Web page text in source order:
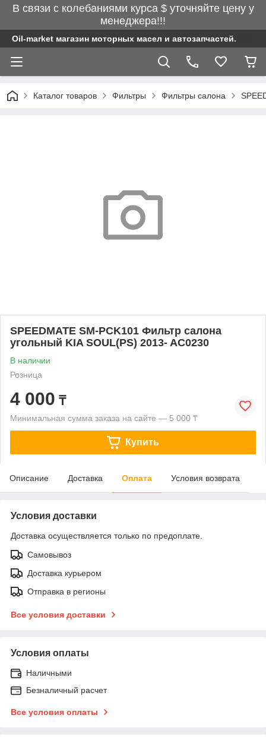
В связи с колебаниями курса $ уточняйте цену у
менеджера!!!
Oil-market магазин моторных масел и автозапчастей.
Каталог товаров Фильтры Фильтры салона
SPEEDMATE SM-PCK101 Фильтр салона
угольный KIA SOUL(PS) 2013- AC0230
В наличии
Розница
4 000 ₸
Минимальная сумма заказа на сайте — 5 000 ₸
Купить
Описание Доставка Оплата Условия возврата
Условия доставки
Доставка осуществляется только по предоплате.
Самовывоз
Доставка курьером
Отправка в регионы
Все условия доставки
Условия оплаты
Наличными
Безналичный расчет
Все условия оплаты